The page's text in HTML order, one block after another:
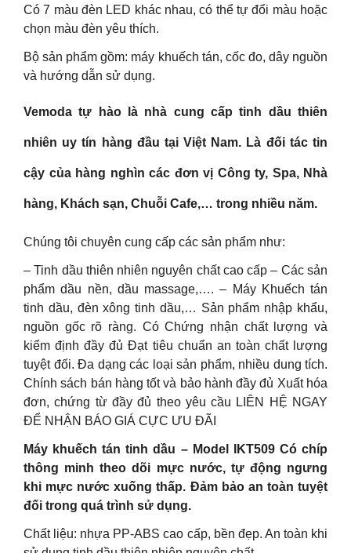
Có 7 màu đèn LED khác nhau, có thể tự đổi màu hoặc
chọn màu đèn yêu thích.
Bộ sản phẩm gồm: máy khuếch tán, cốc đo, dây nguồn
và hướng dẫn sử dụng.
Vemoda tự hào là nhà cung cấp tinh dầu thiên
nhiên uy tín hàng đầu tại Việt Nam. Là đối tác tin
cậy của hàng nghìn các đơn vị Công ty, Spa, Nhà
hàng, Khách sạn, Chuỗi Cafe,… trong nhiều năm.
Chúng tôi chuyên cung cấp các sản phẩm như:
– Tinh dầu thiên nhiên nguyên chất cao cấp – Các sản
phẩm dầu nền, dầu massage,…. – Máy Khuếch tán
tinh dầu, đèn xông tinh dầu,… Sản phẩm nhập khẩu,
nguồn gốc rõ ràng. Có Chứng nhận chất lượng và
kiểm định đầy đủ Đạt tiêu chuẩn an toàn chất lượng
tuyệt đối. Đa dạng các loại sản phẩm, nhiều dung tích.
Chính sách bán hàng tốt và bảo hành đầy đủ Xuất hóa
đơn, chứng từ đầy đủ theo yêu cầu LIÊN HỆ NGAY
ĐỂ NHẬN BÁO GIÁ CỰC ƯU ĐÃI
Máy khuếch tán tinh dầu – Model IKT509 Có chíp
thông minh theo dõi mực nước, tự động ngưng
khi mực nước xuống thấp. Đảm bảo an toàn tuyệt
đối trong quá trình sử dụng.
Chất liệu: nhựa PP-ABS cao cấp, bền đẹp. An toàn khi